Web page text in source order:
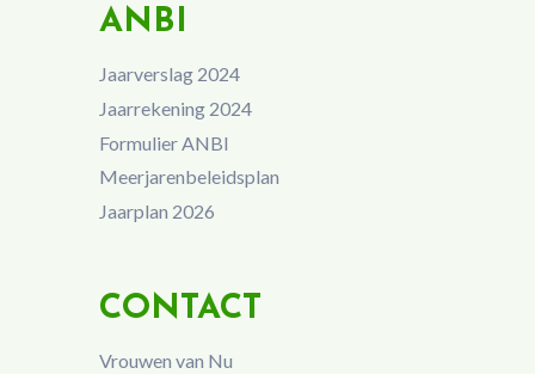
ANBI
Jaarverslag 2024
Jaarrekening 2024
Formulier ANBI
Meerjarenbeleidsplan
Jaarplan 2026
CONTACT
Vrouwen van Nu